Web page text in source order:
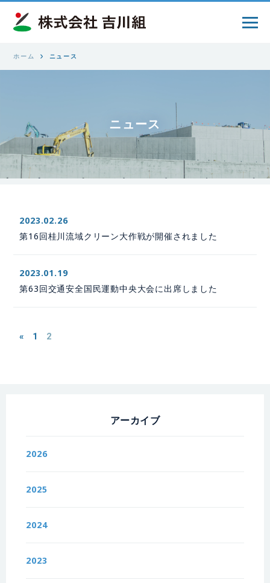
ホーム ニュース
ニュース
2023.02.26
第16回桂川流域クリーン大作戦が開催されました
2023.01.19
第63回交通安全国民運動中央大会に出席しました
« 1 2
アーカイブ
2026
2025
2024
2023